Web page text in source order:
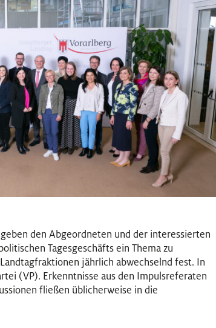
den Abgeordneten und der interessierten
Tagesgeschäfts ein Thema zu
jährlich abwechselnd fest. In
(VP). Erkenntnisse aus den Impulsreferaten
fließen üblicherweise in die